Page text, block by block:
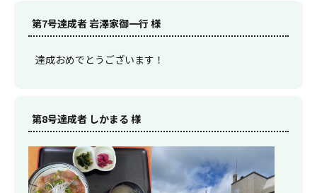
第7号達成者 岩澤家御一行 様
達成おめでとうございます！
第8号達成者 しかまる 様